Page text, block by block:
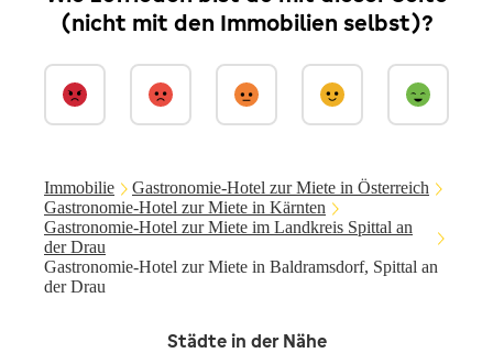
(nicht mit den Immobilien selbst)?
Immobilie
Gastronomie-Hotel zur Miete in Österreich
Gastronomie-Hotel zur Miete in Kärnten
Gastronomie-Hotel zur Miete im Landkreis Spittal an
der Drau
Gastronomie-Hotel zur Miete in Baldramsdorf, Spittal an
der Drau
Städte in der Nähe